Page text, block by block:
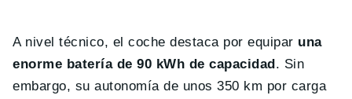
A nivel técnico, el coche destaca por equipar una
enorme batería de 90 kWh de capacidad. Sin
embargo, su autonomía de unos 350 km por carga